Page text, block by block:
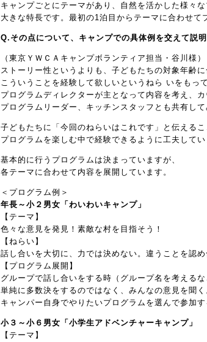
キャンプごとにテーマがあり、自然を活かした様々
大きな特長です。最初の1泊目からテーマに合わせて
Q.その点について、キャンプでの具体例を交えて説
（東京ＹＷＣＡキャンプボランティア担当・谷川様）
ストーリー性というよりも、子どもたちの対象年齢に
こういうことを経験して欲しいというねら いをもっ
プログラムディレクターが主となって内容を考え、カ
プログラムリーダー、キッチンスタッフとも共有し
子どもたちに「今回のねらいはこれです」と伝えるこ
プログラムを楽しむ中で経験できるように工夫してい
基本的に行うプログラムは決まっていますが、
各テーマに合わせて内容を展開しています。
＜プログラム例＞
年長～小２男女「わいわいキャンプ」
【テーマ】
色々な意見を発見！素敵な村を目指そう！
【ねらい】
話し合いを大切に、力では決めない。違うことを認め
【プログラム展開】
グループで話し合いをする時（グループ名を考えるな
単純に多数決をするのではなく、みんなの意見を聞く
キャンパー自身でやりたいプログラムを選んで参加す
小３～小６男女「小学生アドベンチャーキャンプ」
【テーマ】